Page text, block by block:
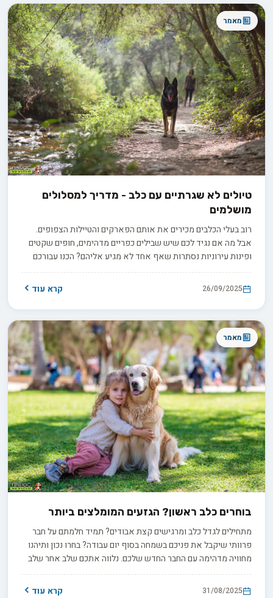
מאמר
טיולים לא שגרתיים עם כלב - מדריך למסלולים
מושלמים
רוב בעלי הכלבים מכירים את אותם הפארקים והטיילות הצפופים.
אבל מה אם נגיד לכם שיש שבילים כפריים מדהימים, חופים שקטים
ופינות עירוניות נסתרות שאף אחד לא מגיע אליהם? הכנו עבורכם
מדריך למקומות הכי מיוחדים לטיול עם הכלב - כולל טיפים להיערכות
ושמירה על הסביבה.
26/09/2025 קרא עוד
מאמר
בוחרים כלב ראשון? הגזעים המומלצים ביותר
מתחילים לגדל כלב ומרגישים קצת אבודים? תמיד חלמתם על חבר
פרוותי שיקבל את פניכם בשמחה בסוף יום עבודה? בחרו נכון ותיהנו
מחוויה מדהימה עם החבר החדש שלכם. נלווה אתכם שלב אחר שלב
בבחירת גזעי כלבים המתאימים במיוחד למתחילים - בואו נתחיל עם
הגזעים הידידותיים ביותר.
31/08/2025 קרא עוד